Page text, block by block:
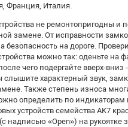
Франция, Италия.
не ремонтопригодны и
замене. От исправности
безопасность на дороге.
можно так: оденьте на
чего подергайте вверх-
характерный звук,
Также степень износа
определить по
устройств семейства AK7
надписью «Open») на рукоятке